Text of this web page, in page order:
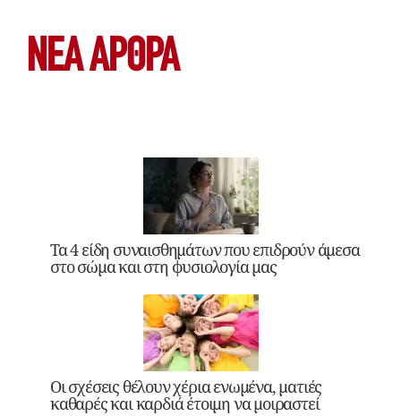
ΝΕΑ ΆΡΘΡΑ
Τα 4 είδη συναισθημάτων που επιδρούν άμεσα
στο σώμα και στη φυσιολογία μας
Οι σχέσεις θέλουν χέρια ενωμένα, ματιές
καθαρές και καρδιά έτοιμη να μοιραστεί